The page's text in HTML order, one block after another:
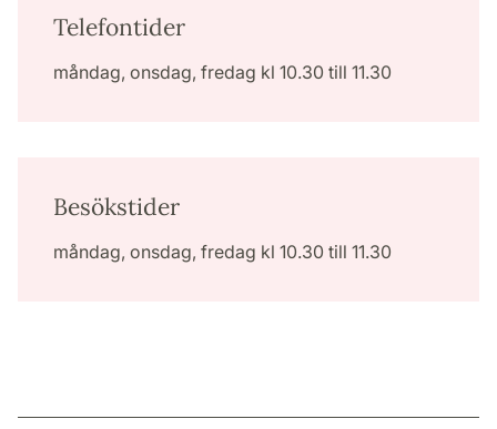
Telefontider
måndag, onsdag, fredag kl 10.30 till 11.30
Besökstider
måndag, onsdag, fredag kl 10.30 till 11.30